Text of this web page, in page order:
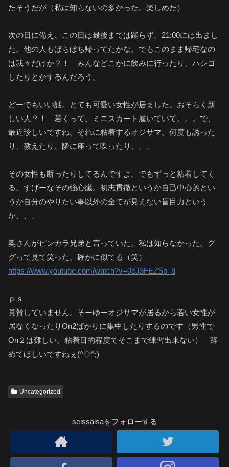
たそうだが（私は知らないの多かった。楽しめた）
次の日に備え、この日は最後までは踊らず。21:00には出まし
た。他の人もぼちぼち帰ってたかな。でもこのまま帰宅なの
は我々だけか？！ みんなどこかに飲みに行ったり、ハシゴ
したりとかするんだろう。
どーでもいい話。とても可愛い女性が居ました。おそらく新
しい人？！ 若くって、ミニスカート履いていて。。。で、
最近珍しいですね。それに粘着するオジサマ。何度も誘った
り、教えたり、隣に座って喋ったり、、、
その女性も断ったりしてるんですよ。でもずっと粘着してく
る。すげーなその強心臓。初志貫徹というか自己中心的とい
うか自分のやりたい事以外の全てが見えない盲目力という
か、、、
奥さんがピンカラ兄弟と言っていた。私は知らなかった。グ
グって見て笑った。確かに似てる（笑）
https://www.youtube.com/watch?v=0eJ3FEZSb_8
ｐｓ
賞賛していません。そーゆーオジサマが居るから若い女性が
居なくなったりOn2ばかりに集中したりするのです（男性で
On２は難しい。粘着目的程度でそこまで練習出来ない） 辞
めてほしいですねぇ(^◇^;)
Uncategorized
seissalsaをフォローする